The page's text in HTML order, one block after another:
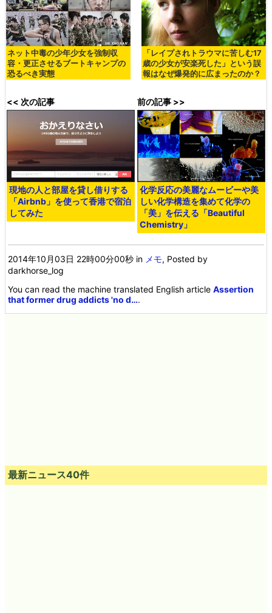
ネット中毒の少年少女を強制収
容・更正させるブートキャンプの
恐るべき実態
「レイプされトラウマに苦しむ17
歳の少女が安楽死した」という誤
報はなぜ爆発的に広まったのか？
<< 次の記事
現地の人と部屋を貸し借りする
「Airbnb」を使って香港で宿泊
してみた
前の記事 >>
化学反応の美麗なムービーや美
しい化学構造を集めて化学の
「美」を伝える「Beautiful
Chemistry」
2014年10月03日 22時00分00秒 in メモ, Posted by
darkhorse_log
You can read the machine translated English articleAssertion
that former drug addicts 'no d….
最新ニュース40件